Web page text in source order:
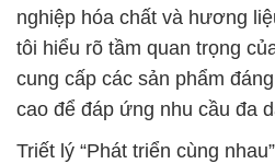
nghiệp hóa chất và hương
tôi hiểu rõ tầm quan trọng
cung cấp các sản phẩm
cao để đáp ứng nhu cầu đa
Triết lý “Phát triển cùng